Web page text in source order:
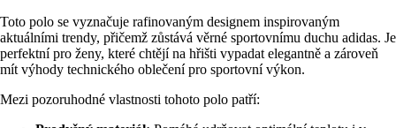
Toto polo se vyznačuje rafinovaným designem inspirovaným
aktuálními trendy, přičemž zůstává věrné sportovnímu duchu adidas. Je
perfektní pro ženy, které chtějí na hřišti vypadat elegantně a zároveň
mít výhody technického oblečení pro sportovní výkon.
Mezi pozoruhodné vlastnosti tohoto polo patří: